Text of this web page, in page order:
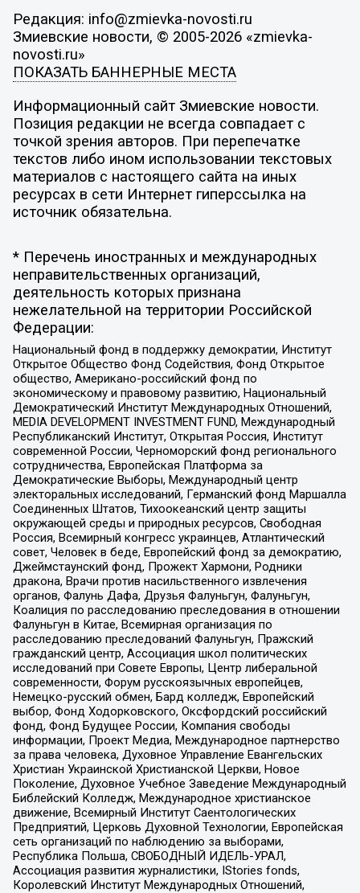
Редакция: info@zmievka-novosti.ru
Змиевские новости, © 2005-2026 «zmievka-
novosti.ru»
ПОКАЗАТЬ БАННЕРНЫЕ МЕСТА
Информационный сайт Змиевские новости.
Позиция редакции не всегда совпадает с
точкой зрения авторов. При перепечатке
текстов либо ином использовании текстовых
материалов с настоящего сайта на иных
ресурсах в сети Интернет гиперссылка на
источник обязательна.
* Перечень иностранных и международных
неправительственных организаций,
деятельность которых признана
нежелательной на территории Российской
Федерации:
Национальный фонд в поддержку демократии, Институт
Открытое Общество Фонд Содействия, Фонд Открытое
общество, Американо-российский фонд по
экономическому и правовому развитию, Национальный
Демократический Институт Международных Отношений,
MEDIA DEVELOPMENT INVESTMENT FUND, Международный
Республиканский Институт, Открытая Россия, Институт
современной России, Черноморский фонд регионального
сотрудничества, Европейская Платформа за
Демократические Выборы, Международный центр
электоральных исследований, Германский фонд Маршалла
Соединенных Штатов, Тихоокеанский центр защиты
окружающей среды и природных ресурсов, Свободная
Россия, Всемирный конгресс украинцев, Атлантический
совет, Человек в беде, Европейский фонд за демократию,
Джеймстаунский фонд, Прожект Хармони, Родники
дракона, Врачи против насильственного извлечения
органов, Фалунь Дафа, Друзья Фалуньгун, Фалуньгун,
Коалиция по расследованию преследования в отношении
Фалуньгун в Китае, Всемирная организация по
расследованию преследований Фалуньгун, Пражский
гражданский центр, Ассоциация школ политических
исследований при Совете Европы, Центр либеральной
современности, Форум русскоязычных европейцев,
Немецко-русский обмен, Бард колледж, Европейский
выбор, Фонд Ходорковского, Оксфордский российский
фонд, Фонд Будущее России, Компания свободы
информации, Проект Медиа, Международное партнерство
за права человека, Духовное Управление Евангельских
Христиан Украинской Христианской Церкви, Новое
Поколение, Духовное Учебное Заведение Международный
Библейский Колледж, Международное христианское
движение, Всемирный Институт Саентологических
Предприятий, Церковь Духовной Технологии, Европейская
сеть организаций по наблюдению за выборами,
Республика Польша, СВОБОДНЫЙ ИДЕЛЬ-УРАЛ,
Ассоциация развития журналистики, IStories fonds,
Королевский Институт Международных Отношений,